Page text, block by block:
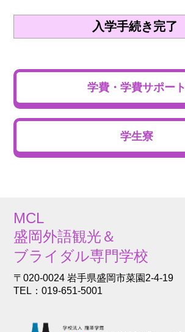
入学手続き完了
学費・学費サポート
学生寮
MCL
盛岡外語観光＆
ブライダル専門学校
〒020-0024 岩手県盛岡市菜園2-4-19
TEL：019-651-5001